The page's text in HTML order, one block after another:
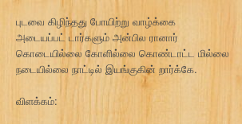
புடவை கிழிந்தது போயிற்று வாழ்க்கை
அடையப்பட் டார்களும் அன்பில ரானார்
கொடையில்லை கோளில்லை கொண்டாட்ட மில்லை
நடையில்லை நாட்டில் இயங்குகின் றார்க்கே.
விளக்கம்: